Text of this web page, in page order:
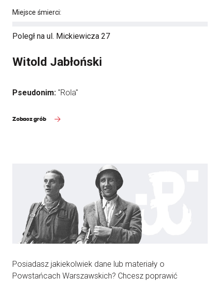
Miejsce śmierci:
Poległ na ul. Mickiewicza 27
Witold Jabłoński
Pseudonim: "Rola"
Zobacz grób
Posiadasz jakiekolwiek dane lub materiały o
Powstańcach Warszawskich? Chcesz poprawić